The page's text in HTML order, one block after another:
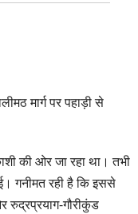
मार्ग पर पहाड़ी से
की ओर जा रहा था। तभी
गनीमत रही है कि इससे
रुद्रप्रयाग-गौरीकुंड